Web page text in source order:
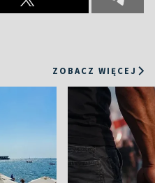
ZOBACZ WIĘCEJ